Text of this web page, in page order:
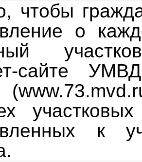
чтобы
о
сайте
к